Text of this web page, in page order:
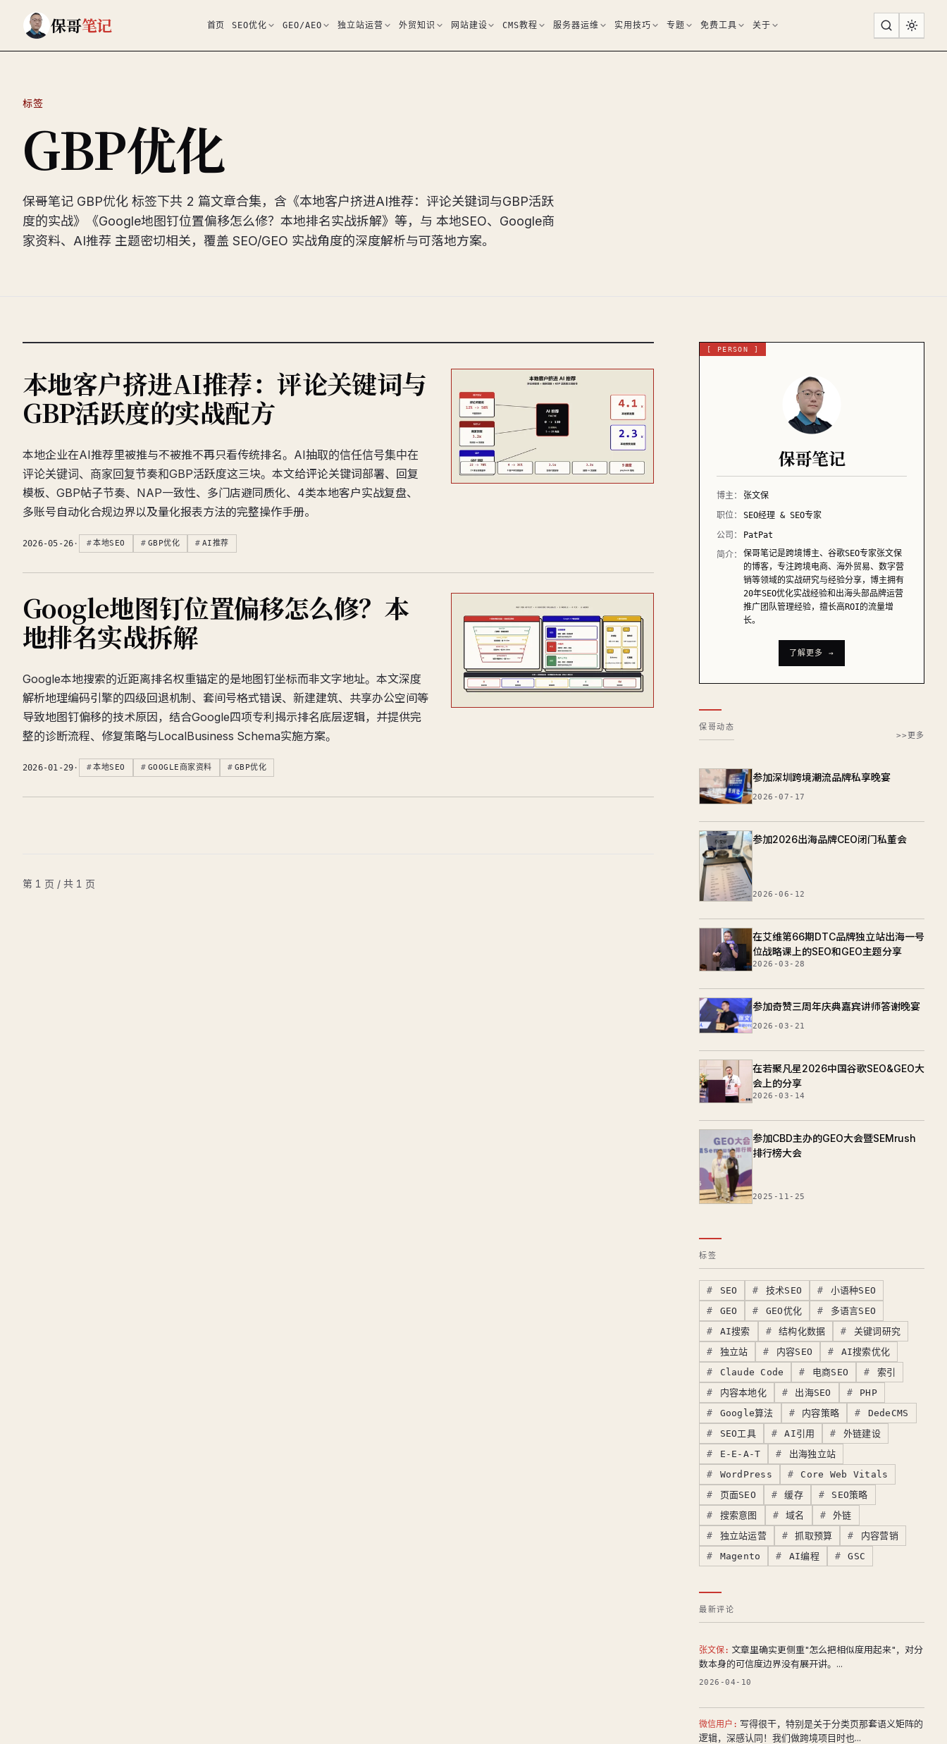
保哥笔记 首页 SEO优化 GEO/AEO 独立站运营 外贸知识 网站建设 CMS教程 服务器运维 实用技巧 专题 免费工具 关于
标签
GBP优化
保哥笔记 GBP优化 标签下共 2 篇文章合集，含《本地客户挤进AI推荐：评论关键词与GBP活跃
度的实战》《Google地图钉位置偏移怎么修？本地排名实战拆解》等，与 本地SEO、Google商
家资料、AI推荐 主题密切相关，覆盖 SEO/GEO 实战角度的深度解析与可落地方案。
本地客户挤进AI推荐：评论关键词与
GBP活跃度的实战配方
本地企业在AI推荐里被推与不被推不再只看传统排名。AI抽取的信任信号集中在
评论关键词、商家回复节奏和GBP活跃度这三块。本文给评论关键词部署、回复
模板、GBP帖子节奏、NAP一致性、多门店避同质化、4类本地客户实战复盘、
多账号自动化合规边界以及量化报表方法的完整操作手册。
2026-05-26 · 本地SEO GBP优化 AI推荐
Google地图钉位置偏移怎么修？本
地排名实战拆解
Google本地搜索的近距离排名权重锚定的是地图钉坐标而非文字地址。本文深度
解析地理编码引擎的四级回退机制、套间号格式错误、新建建筑、共享办公空间等
导致地图钉偏移的技术原因，结合Google四项专利揭示排名底层逻辑，并提供完
整的诊断流程、修复策略与LocalBusiness Schema实施方案。
2026-01-29 · 本地SEO GOOGLE商家资料 GBP优化
第 1 页 / 共 1 页
[ PERSON ]
保哥笔记
博主：
张文保
职位：
SEO经理 & SEO专家
公司：
PatPat
简介：
保哥笔记是跨境博主、谷歌SEO专家张文保
的博客，专注跨境电商、海外贸易、数字营
销等领域的实战研究与经验分享，博主拥有
20年SEO优化实战经验和出海头部品牌运营
推广团队管理经验，擅长高ROI的流量增
长。
了解更多 →
保哥动态
>>更多
参加深圳跨境潮流品牌私享晚宴
2026-07-17
参加2026出海品牌CEO闭门私董会
2026-06-12
在艾维第66期DTC品牌独立站出海一号
位战略课上的SEO和GEO主题分享
2026-03-28
参加奇赞三周年庆典嘉宾讲师答谢晚宴
2026-03-21
在若聚凡星2026中国谷歌SEO&GEO大
会上的分享
2026-03-14
参加CBD主办的GEO大会暨SEMrush
排行榜大会
2025-11-25
标签
SEO 技术SEO
小语种SEO
GEO
GEO优化
多语言SEO
AI搜索
结构化数据
关键词研究
独立站
内容SEO
AI搜索优化
Claude Code
电商SEO
索引
内容本地化
出海SEO
PHP
Google算法
内容策略
DedeCMS
SEO工具
AI引用
外链建设
E-E-A-T
出海独立站
WordPress
Core Web Vitals
页面SEO
缓存
SEO策略
搜索意图
域名
外链
独立站运营
抓取预算
内容营销
Magento
AI编程 GSC
最新评论
张文保:
数本身的可信度边界没有展开讲。...
2026-04-10
微信用户:
逻辑，深感认同！我们做跨境项目时也...